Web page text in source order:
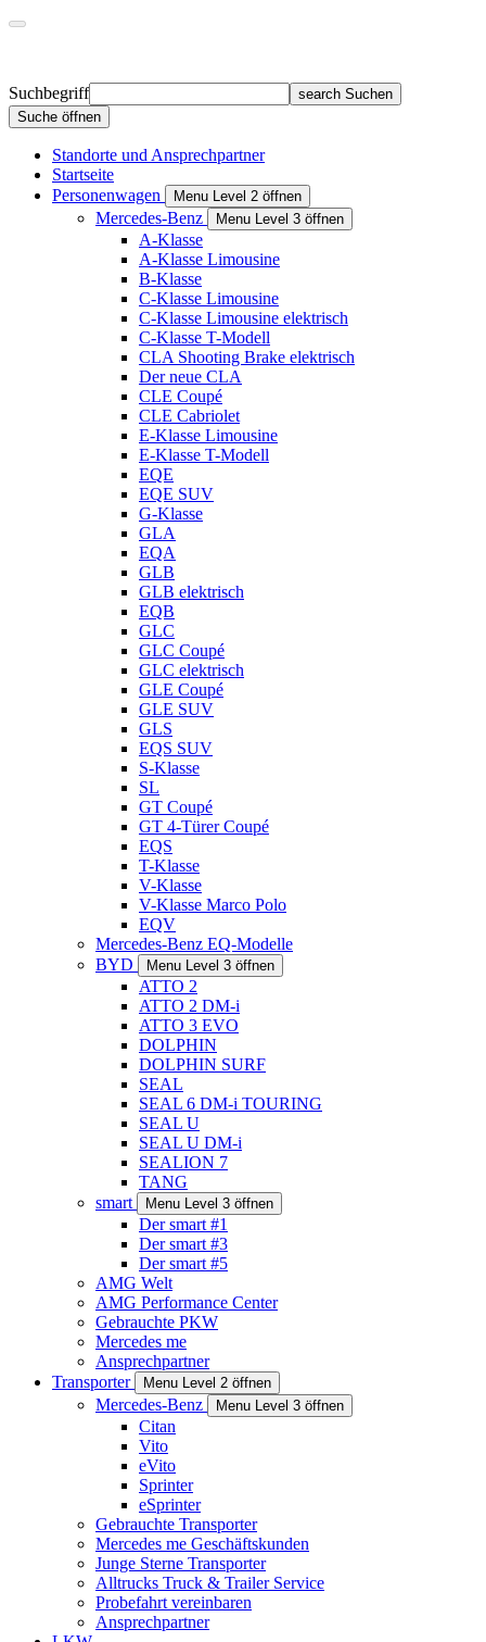
Suchbegriff search Suchen
Suche öffnen
Standorte und Ansprechpartner
Startseite
Personenwagen
Menu Level 2 öffnen
Mercedes-Benz Menu Level 3 öffnen
A-Klasse
A-Klasse Limousine
B-Klasse
C-Klasse Limousine
C-Klasse Limousine elektrisch
C-Klasse T-Modell
CLA Shooting Brake elektrisch
Der neue CLA
CLE Coupé
CLE Cabriolet
E-Klasse Limousine
E-Klasse T-Modell
EQE
EQE SUV
G-Klasse
GLA
EQA
GLB
GLB elektrisch
EQB
GLC
GLC Coupé
GLC elektrisch
GLE Coupé
GLE SUV
GLS
EQS SUV
S-Klasse
SL
GT Coupé
GT 4-Türer Coupé
EQS
T-Klasse
V-Klasse
V-Klasse Marco Polo
EQV
Mercedes-Benz EQ-Modelle
BYD
Menu Level 3 öffnen
ATTO 2
ATTO 2 DM-i
ATTO 3 EVO
DOLPHIN
DOLPHIN SURF
SEAL
SEAL 6 DM-i TOURING
SEAL U
SEAL U DM-i
SEALION 7
TANG
smart
Menu Level 3 öffnen
Der smart #1
Der smart #3
Der smart #5
AMG Welt
AMG Performance Center
Gebrauchte PKW
Mercedes me
Ansprechpartner
Transporter
Menu Level 2 öffnen
Mercedes-Benz Menu Level 3 öffnen
Citan
Vito
eVito
Sprinter
eSprinter
Gebrauchte Transporter
Mercedes me Geschäftskunden
Junge Sterne Transporter
Alltrucks Truck & Trailer Service
Probefahrt vereinbaren
Ansprechpartner